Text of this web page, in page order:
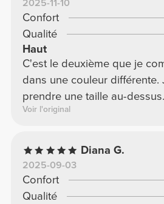
2025-11-10
Confort
Qualité
Haut
C'est le deuxième que je
dans une couleur différente.
prendre une taille au-dessus.
Voir l'original
Diana G.
2025-09-03
Confort
Qualité